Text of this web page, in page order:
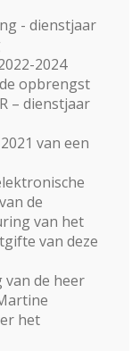
- dienstjaar
2024
opbrengst
– dienstjaar
van een
de
van het
van deze
de heer
het